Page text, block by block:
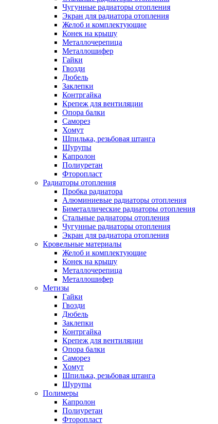
Чугунные радиаторы отопления
Экран для радиатора отопления
Желоб и комплектующие
Конек на крышу
Металлочерепица
Металлошифер
Гайки
Гвозди
Дюбель
Заклепки
Контргайка
Крепеж для вентиляции
Опора балки
Саморез
Хомут
Шпилька, резьбовая штанга
Шурупы
Капролон
Полиуретан
Фторопласт
Радиаторы отопления
Пробка радиатора
Алюминиевые радиаторы отопления
Биметаллические радиаторы отопления
Стальные радиаторы отопления
Чугунные радиаторы отопления
Экран для радиатора отопления
Кровельные материалы
Желоб и комплектующие
Конек на крышу
Металлочерепица
Металлошифер
Метизы
Гайки
Гвозди
Дюбель
Заклепки
Контргайка
Крепеж для вентиляции
Опора балки
Саморез
Хомут
Шпилька, резьбовая штанга
Шурупы
Полимеры
Капролон
Полиуретан
Фторопласт